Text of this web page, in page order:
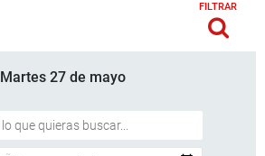
FILTRAR
Martes 27 de mayo